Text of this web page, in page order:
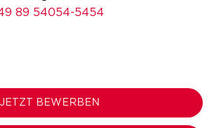
89 54054-5454
JETZT BEWERBEN